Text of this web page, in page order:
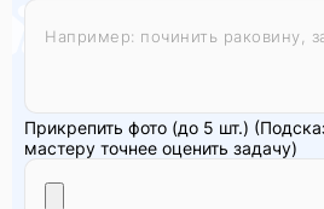
Прикрепить фото (до 5 шт.)
мастеру точнее оценить задачу)